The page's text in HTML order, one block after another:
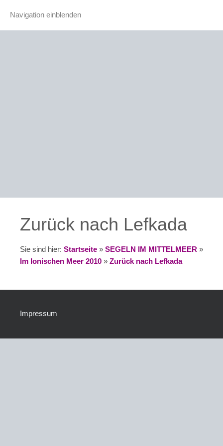
Navigation einblenden
Zurück nach Lefkada
Sie sind hier: Startseite » SEGELN IM MITTELMEER »
Im Ionischen Meer 2010 » Zurück nach Lefkada
Impressum